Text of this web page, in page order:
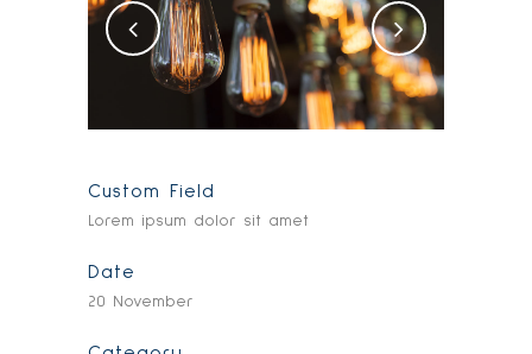
Custom Field
Lorem ipsum dolor sit amet
Date
20 November